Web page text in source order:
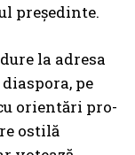
președinte.
la adresa
pe
orientări pro-
ostilă